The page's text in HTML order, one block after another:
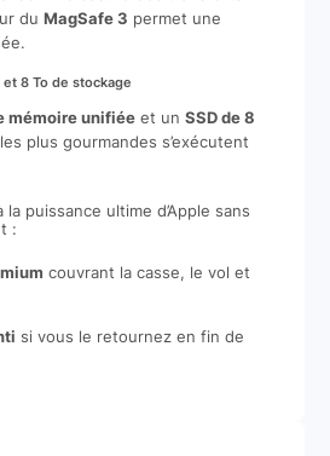
du MagSafe 3 permet une
et 8 To de stockage
mémoire unifiéeet un SSD de 8
plus gourmandes s’exécutent
puissance ultime d’Apple sans
:
couvrant la casse, le vol et
si vous le retournez en fin de